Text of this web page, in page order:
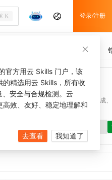
K 登录/注册
调用历史
配置和验证工具，涵盖 SDK 代码生成、
install 技能可快速完成本地配置。
toolkit
官方用云 Skills 门户，该
精选用云 Skills，所有收
安全与合规检测。云
效、友好、稳定地理解和
去查看 我知道了